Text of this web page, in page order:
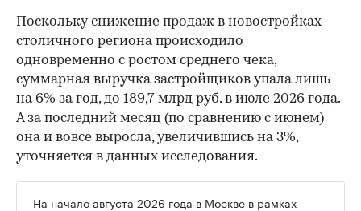
Поскольку снижение продаж в новостройках
столичного региона происходило
одновременно с ростом среднего чека,
суммарная выручка застройщиков упала лишь
на 6% за год, до 189,7 млрд руб. в июле 2026 года.
А за последний месяц (по сравнению с июнем)
она и вовсе выросла, увеличившись на 3%,
уточняется в данных исследования.
На начало августа 2026 года в Москве в рамках